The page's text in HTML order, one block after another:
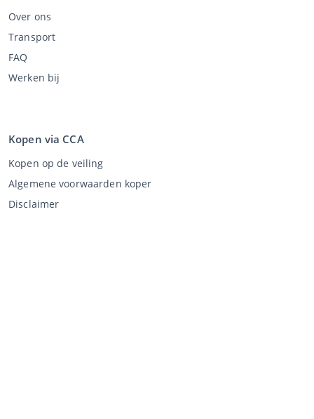
Over ons
Transport
FAQ
Werken bij
Kopen via CCA
Kopen op de veiling
Algemene voorwaarden koper
Disclaimer